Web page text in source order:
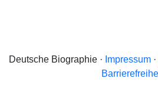
Deutsche Biographie · Impressum·